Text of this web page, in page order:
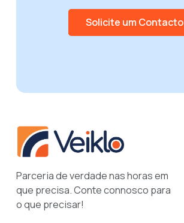
Solicite um Contacto
Parceria de verdade nas horas em
que precisa. Conte connosco para
o que precisar!